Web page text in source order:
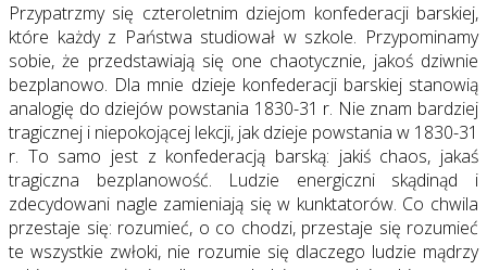
Przypatrzmy się czteroletnim dziejom konfederacji barskiej,
które każdy z Państwa studiował w szkole. Przypominamy
sobie, że przedstawiają się one chaotycznie, jakoś dziwnie
bezplanowo. Dla mnie dzieje konfederacji barskiej stanowią
analogię do dziejów powstania 1830-31 r. Nie znam bardziej
tragicznej i niepokojącej lekcji, jak dzieje powstania w 1830-31
r. To samo jest z konfederacją barską: jakiś chaos, jakaś
tragiczna bezplanowość. Ludzie energiczni skądinąd i
zdecydowani nagle zamieniają się w kunktatorów. Co chwila
przestaje się: rozumieć, o co chodzi, przestaje się rozumieć
te wszystkie zwłoki, nie rozumie się dlaczego ludzie mądrzy